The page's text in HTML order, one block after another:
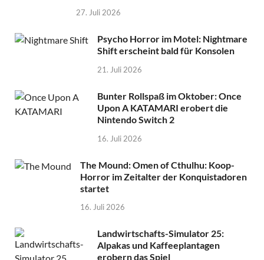
27. Juli 2026
Psycho Horror im Motel: Nightmare
Shift erscheint bald für Konsolen
21. Juli 2026
Bunter Rollspaß im Oktober: Once
Upon A KATAMARI erobert die
Nintendo Switch 2
16. Juli 2026
The Mound: Omen of Cthulhu: Koop-
Horror im Zeitalter der Konquistadoren
startet
16. Juli 2026
Landwirtschafts-Simulator 25:
Alpakas und Kaffeeplantagen
erobern das Spiel